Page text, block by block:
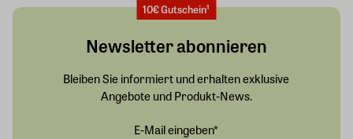
10€ Gutschein¹
Newsletter abonnieren
Bleiben Sie informiert und erhalten exklusive
Angebote und Produkt-News.